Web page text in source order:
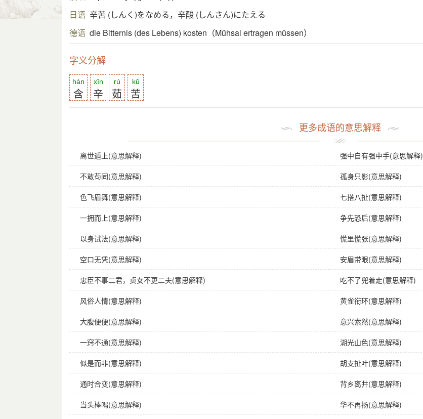
日语 辛苦 (しんく)をなめる，辛酸 (しんさん)にたえる
德语 die Bitternis (des Lebens) kosten（Mühsal ertragen müssen）
字义分解
hán
含
xīn
辛
rú
茹
kǔ
苦
更多成语的意思解释
离世遁上(意思解释) 强中自有强中手(意思解释)
不敢苟同(意思解释) 孤身只影(意思解释)
色飞眉舞(意思解释) 七搭八扯(意思解释)
一拥而上(意思解释) 争先恐后(意思解释)
以身试法(意思解释) 慌里慌张(意思解释)
空口无凭(意思解释) 安眉带眼(意思解释)
忠臣不事二君，贞女不更二夫(意思解释) 吃不了兜着走(意思解释)
风俗人情(意思解释) 黄雀衔环(意思解释)
大腹便便(意思解释) 意兴索然(意思解释)
一窍不通(意思解释) 湖光山色(意思解释)
似是而非(意思解释) 胡支扯叶(意思解释)
通时合变(意思解释) 背乡离井(意思解释)
当头棒喝(意思解释) 华不再扬(意思解释)